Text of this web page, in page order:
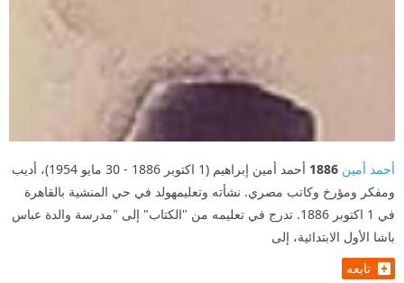
أحمد أمين 1886
أحمد أمين إبراهيم (1 اكتوبر 1886 - 30 مايو 1954)، أديب
ومفكر ومؤرخ وكاتب مصري. نشأته وتعليمهولد في حي المنشية بالقاهرة
في 1 اكتوبر 1886. تدرج في تعليمه من "الكتاب" إلى "مدرسة والدة عباس
باشا الأول الابتدائية، إلى
تابعه